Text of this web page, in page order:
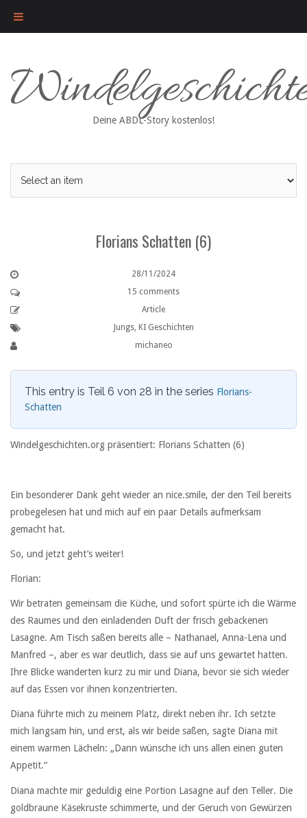
content
Deine ABDL-Story kostenlos!
Florians Schatten (6)
28/11/2024
15 comments
Article
Jungs, KI Geschichten
michaneo
This entry is Teil 6 von 28 in the series Florians-
Schatten
Windelgeschichten.org präsentiert: Florians Schatten (6)
Ein besonderer Dank geht wieder an nice.smile, der den Teil bereits
probegelesen hat und mich auf ein paar Details aufmerksam
gemacht hat.
So, und jetzt geht’s weiter!
Florian:
Wir betraten gemeinsam die Küche, und sofort spürte ich die Wärme
des Raumes und den einladenden Duft der frisch gebackenen
Lasagne. Am Tisch saßen bereits alle – Nathanael, Anna-Lena und
Manfred –, aber es war deutlich, dass sie auf uns gewartet hatten.
Ihre Blicke wanderten kurz zu mir und Diana, bevor sie sich wieder
auf das Essen vor ihnen konzentrierten.
Diana führte mich zu meinem Platz, direkt neben ihr. Ich setzte
mich langsam hin, und erst, als wir beide saßen, sagte Diana mit
einem warmen Lächeln: „Dann wünsche ich uns allen einen guten
Appetit.“
Diana machte mir geduldig eine Portion Lasagne auf den Teller. Die
goldbraune Käsekruste schimmerte, und der Geruch von Gewürzen